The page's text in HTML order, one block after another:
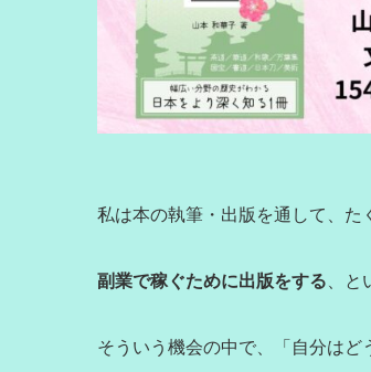
私は本の執筆・出版を通して、た
副業で稼ぐために出版をする 、
そういう機会の中で、「自分はど